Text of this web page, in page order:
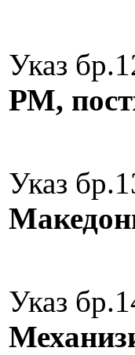
Указ
РМ,
Указ
Указ